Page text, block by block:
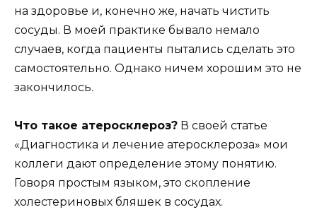
на здоровье и, конечно же, начать чистить
сосуды. В моей практике бывало немало
случаев, когда пациенты пытались сделать это
самостоятельно. Однако ничем хорошим это не
закончилось.
Что такое атеросклероз? В своей статье
«Диагностика и лечение атеросклероза» мои
коллеги дают определение этому понятию.
Говоря простым языком, это скопление
холестериновых бляшек в сосудах.